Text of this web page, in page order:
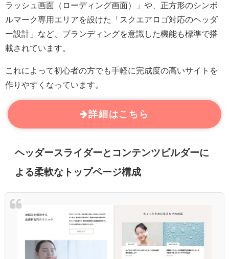
ラッシュ画面（ローディング画面）」や、正方形のシンボ
ルマーク専用エリアを設けた「スクエアロゴ対応のヘッダ
ー設計」など、ブランディングを意識した機能も標準で搭
載されています。
これによって初心者の方でも手軽に完成度の高いサイトを
作りやすくなっています。
詳細はこちら
ヘッダースライダーとコンテンツビルダーに
よる柔軟なトップページ構成